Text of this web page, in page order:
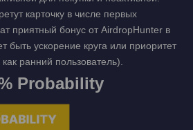
карточку в числе первых
приятный бонус от AirdropHunter в
быть ускорение круга или приоритет
ранний пользователь).
Probability